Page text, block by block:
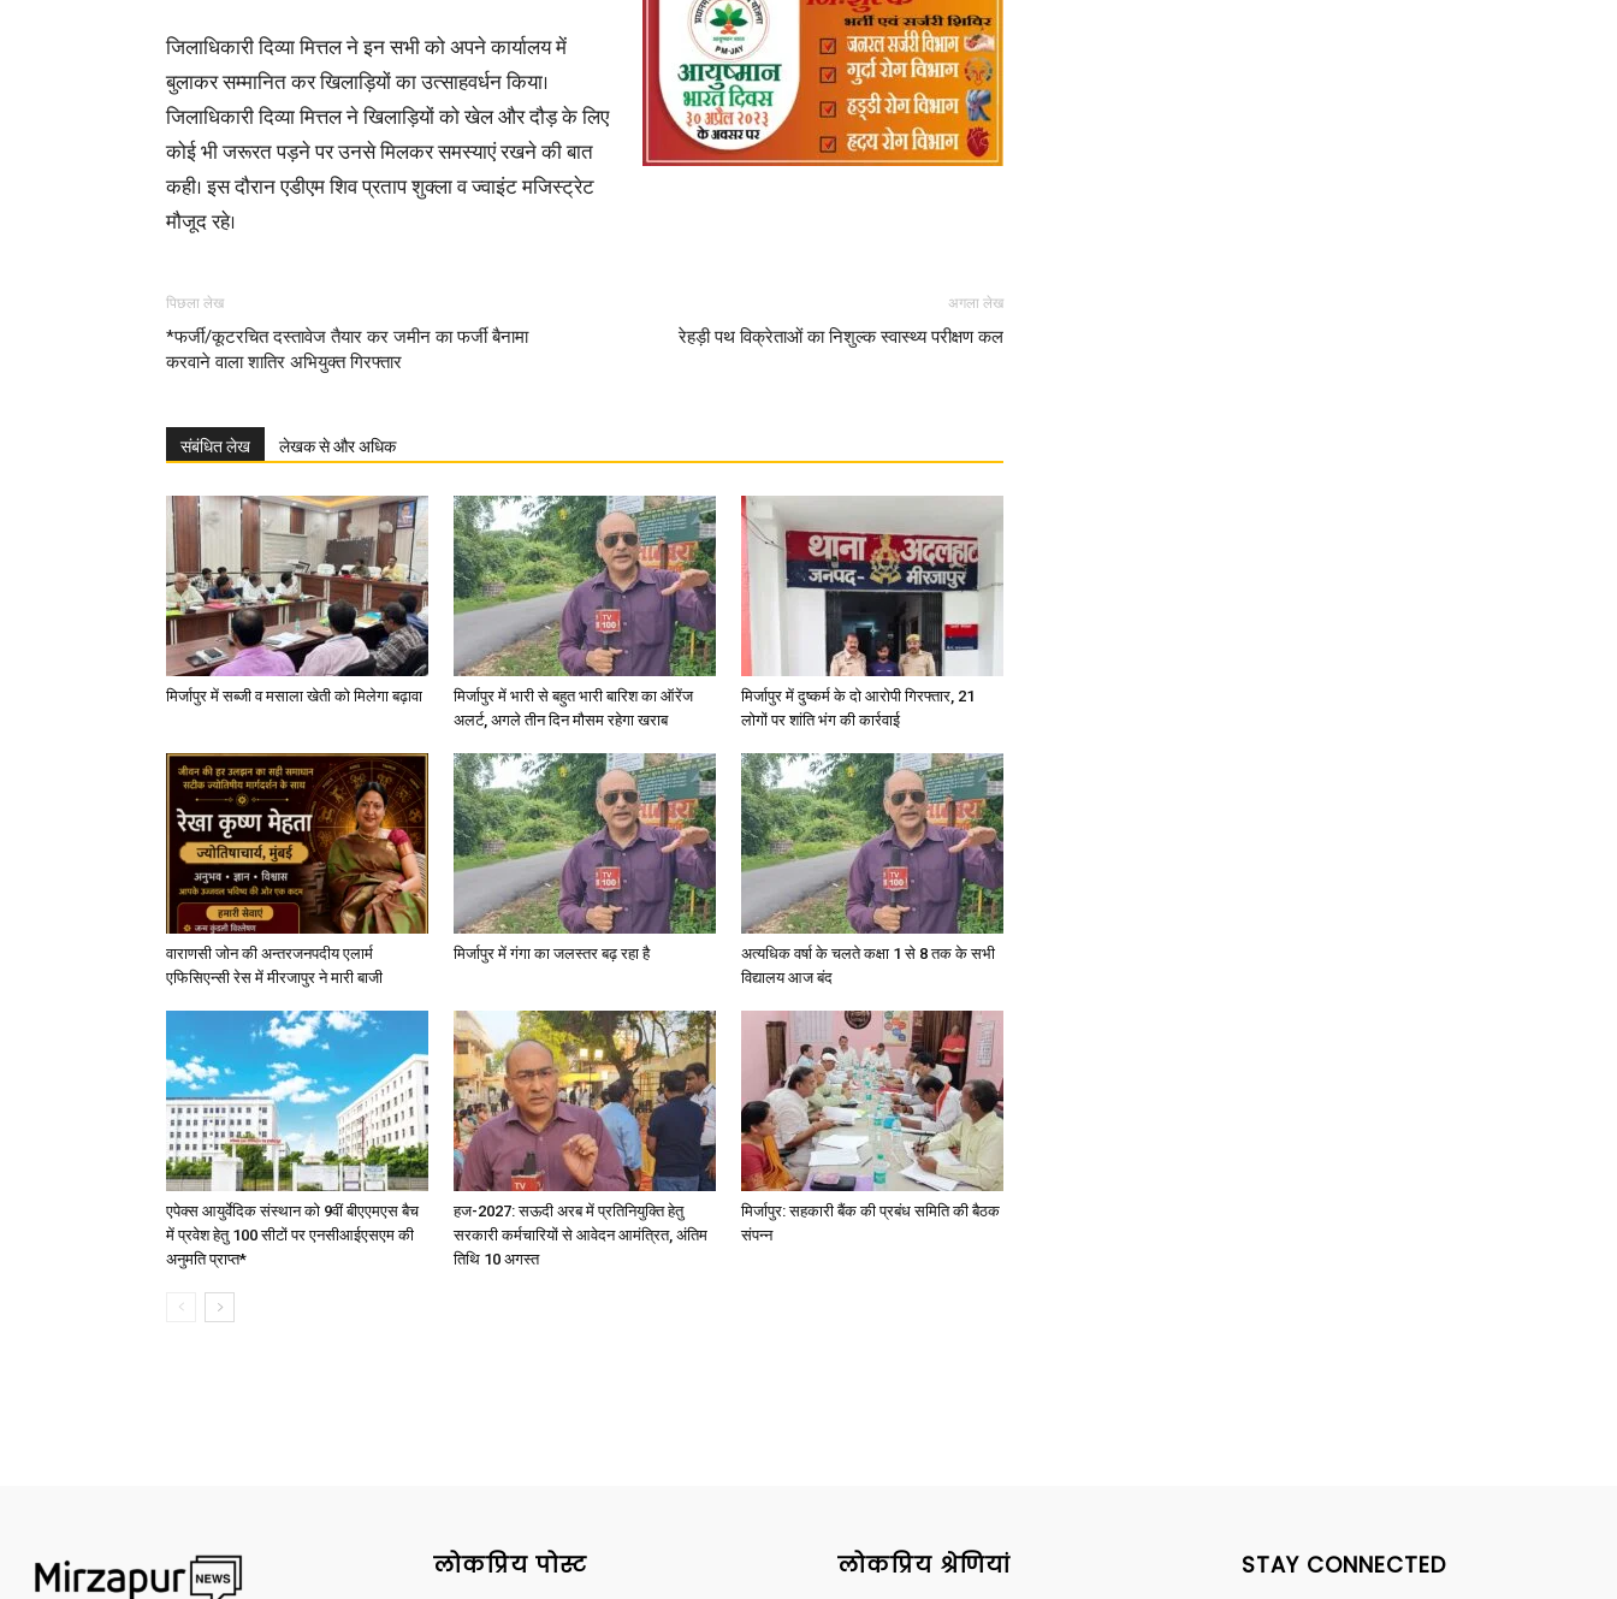
जिलाधिकारी दिव्या मित्तल ने इन सभी को अपने कार्यालय में
बुलाकर सम्मानित कर खिलाड़ियों का उत्साहवर्धन किया।
जिलाधिकारी दिव्या मित्तल ने खिलाड़ियों को खेल और दौड़ के लिए
कोई भी जरूरत पड़ने पर उनसे मिलकर समस्याएं रखने की बात
कही। इस दौरान एडीएम शिव प्रताप शुक्ला व ज्वाइंट मजिस्ट्रेट
मौजूद रहे।
पिछला लेख
*फर्जी/कूटरचित दस्तावेज तैयार कर जमीन का फर्जी बैनामा
करवाने वाला शातिर अभियुक्त गिरफ्तार
अगला लेख
रेहड़ी पथ विक्रेताओं का निशुल्क स्वास्थ्य परीक्षण कल
संबंधित लेख लेखक से और अधिक
मिर्जापुर में सब्जी व मसाला खेती को मिलेगा बढ़ावा
मिर्जापुर में भारी से बहुत भारी बारिश का ऑरेंज
अलर्ट, अगले तीन दिन मौसम रहेगा खराब
मिर्जापुर में दुष्कर्म के दो आरोपी गिरफ्तार, 21
लोगों पर शांति भंग की कार्रवाई
वाराणसी जोन की अन्तरजनपदीय एलार्म
एफिसिएन्सी रेस में मीरजापुर ने मारी बाजी
मिर्जापुर में गंगा का जलस्तर बढ़ रहा है
अत्यधिक वर्षा के चलते कक्षा 1 से 8 तक के सभी
विद्यालय आज बंद
एपेक्स आयुर्वेदिक संस्थान को 9वीं बीएएमएस बैच
में प्रवेश हेतु 100 सीटों पर एनसीआईएसएम की
अनुमति प्राप्त*
हज-2027: सऊदी अरब में प्रतिनियुक्ति हेतु
सरकारी कर्मचारियों से आवेदन आमंत्रित, अंतिम
तिथि 10 अगस्त
मिर्जापुर: सहकारी बैंक की प्रबंध समिति की बैठक
संपन्न
लोकप्रिय पोस्ट लोकप्रिय श्रेणियां STAY CONNECTED